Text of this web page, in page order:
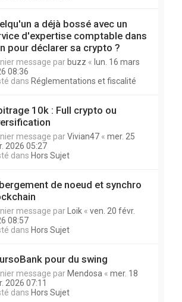
a déjà bossé avec un
d'expertise comptable dans
pour déclarer sa crypto ?
message parbuzz « lun. 16 mars
08:36
dans Réglementations et fiscalité
10k : Full crypto ou
message parVivian47 « mer. 25
2026 05:27
dans Hors Sujet
de noeud et synchro
message parLoik « ven. 20 févr.
08:57
dans Hors Sujet
pour du swing
message parMendosa « mer. 18
2026 07:11
dans Hors Sujet